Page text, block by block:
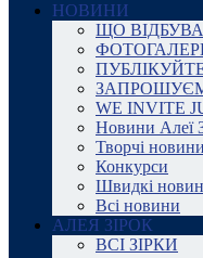
НОВИНИ
ЩО
WE INVITE
Новини Алеї
Творчі
Конкурси
Швидкі
Всі новини
АЛЕЯ ЗІРОК
ВСІ ЗІРКИ